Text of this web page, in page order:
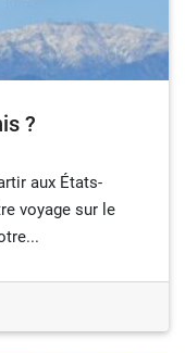
?
aux États-
voyage sur le